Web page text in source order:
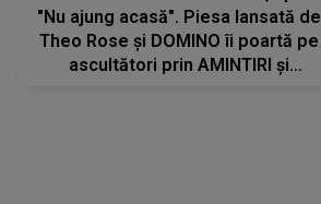
"Nu ajung acasă". Piesa lansată de
Theo Rose și DOMINO îi poartă pe
ascultători prin AMINTIRI și